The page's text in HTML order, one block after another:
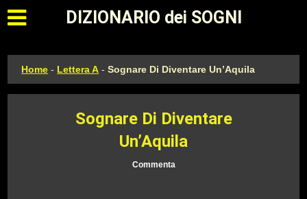
Apri il menu principale
DIZIONARIO dei SOGNI
Home - Lettera A -Sognare Di Diventare Un’Aquila
Sognare Di Diventare
Un’Aquila
Commenta